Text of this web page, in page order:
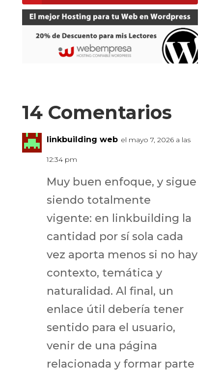
14 Comentarios
linkbuilding web el mayo 7, 2026 a las
12:34 pm
Muy buen enfoque, y sigue
siendo totalmente
vigente: en linkbuilding la
cantidad por sí sola cada
vez aporta menos si no hay
contexto, temática y
naturalidad. Al final, un
enlace útil debería tener
sentido para el usuario,
venir de una página
relacionada y formar parte